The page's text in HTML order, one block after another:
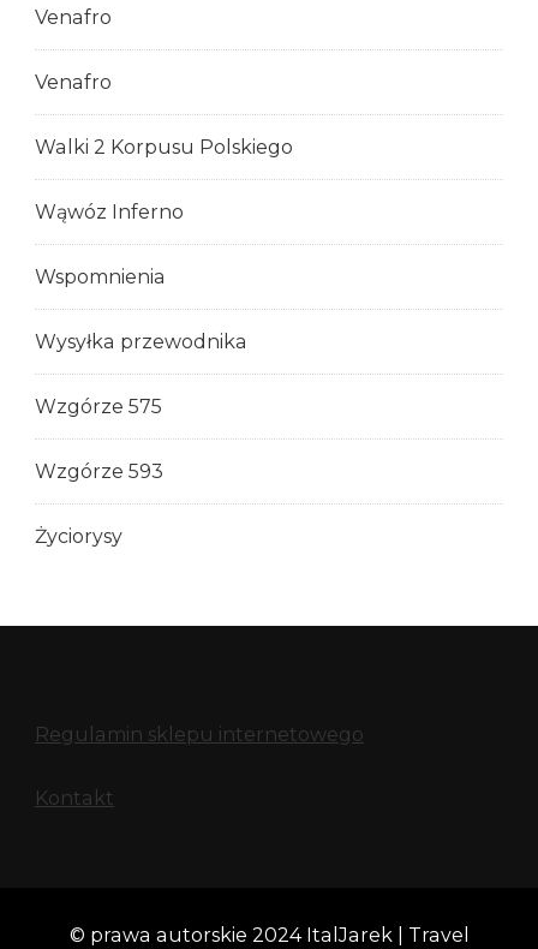
Venafro
Venafro
Walki 2 Korpusu Polskiego
Wąwóz Inferno
Wspomnienia
Wysyłka przewodnika
Wzgórze 575
Wzgórze 593
Życiorysy
Regulamin sklepu internetowego
Kontakt
© prawa autorskie 2024 ItalJarek | Travel